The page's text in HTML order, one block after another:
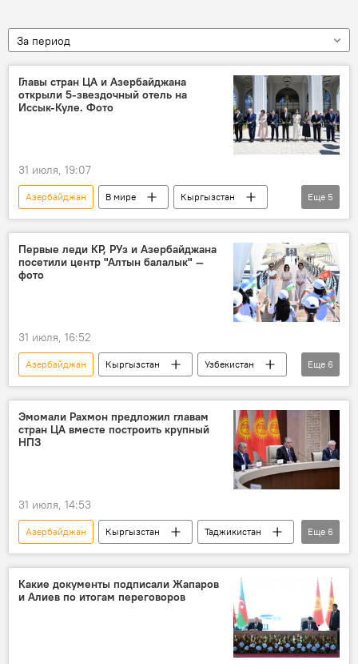
За период
Главы стран ЦА и Азербайджана
открыли 5-звездочный отель на
Иссык-Куле. Фото
31 июля, 19:07
Азербайджан В мире
Кыргызстан
Казахстан
Узбекистан
Таджикистан
Туркменистан
Садыр Жапаров
Еще 5
Первые леди КР, РУз и Азербайджана
посетили центр "Алтын балалык" —
фото
31 июля, 16:52
Азербайджан Кыргызстан
Узбекистан
первая леди
Айгуль Жапарова
Зироатхон Мирзиёева
Мехрибан Алиева
Алтын балалык
дети
Еще 6
Эмомали Рахмон предложил главам
стран ЦА вместе построить крупный
НПЗ
31 июля, 14:53
Азербайджан Кыргызстан
Таджикистан
Казахстан
Узбекистан
Туркменистан
Эмомали Рахмон
НПЗ
ГСМ
Еще 6
Какие документы подписали Жапаров
и Алиев по итогам переговоров